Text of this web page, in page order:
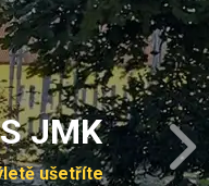
JMK
ušetříte